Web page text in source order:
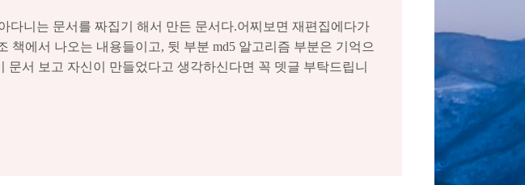
다니는 문서를 짜집기 해서 만든 문서다.어찌보면 재편집에다가
책에서 나오는 내용들이고, 뒷 부분 md5 알고리즘 부분은 기억으
서 보고 자신이 만들었다고 생각하신다면 꼭 뎃글 부탁드립니